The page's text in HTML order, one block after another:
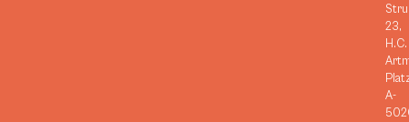
23,
H.C.
A-